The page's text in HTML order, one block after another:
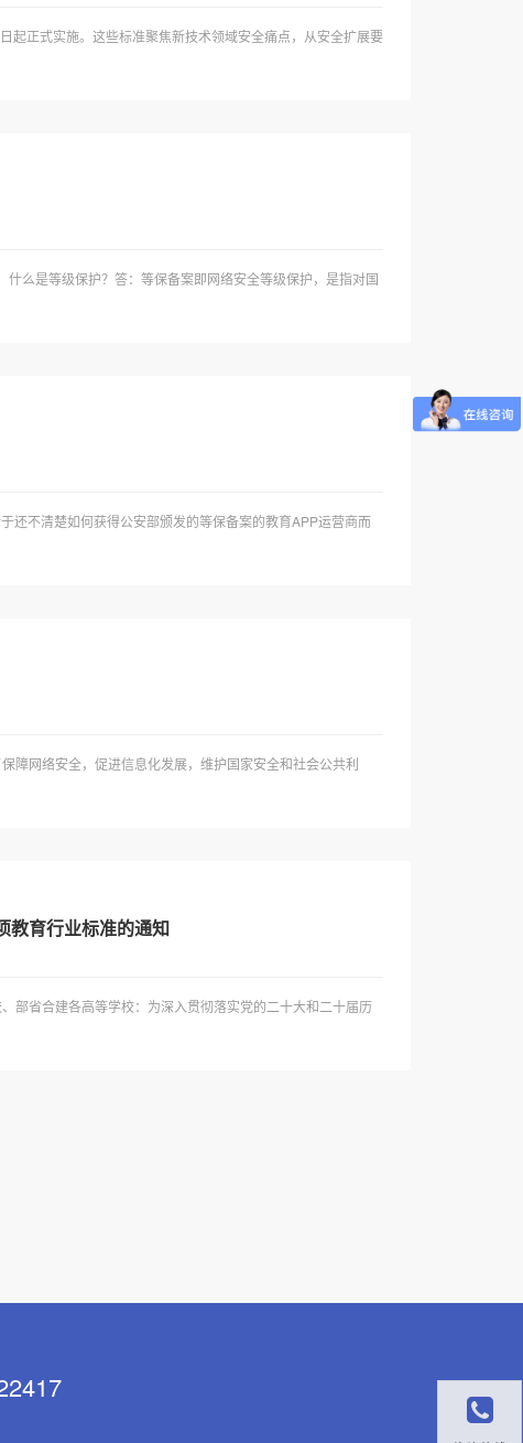
起正式实施。这些标准聚焦新技术领域安全痛点，从安全扩展要
么是等级保护？答：等保备案即网络安全等级保护，是指对国
还不清楚如何获得公安部颁发的等保备案的教育APP运营商而
障网络安全，促进信息化发展，维护国家安全和社会公共利
教育行业标准的通知
部省合建各高等学校：为深入贯彻落实党的二十大和二十届历